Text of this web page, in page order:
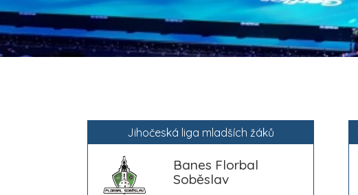
Jihočeská liga mladších žáků
Banes Florbal
Soběslav